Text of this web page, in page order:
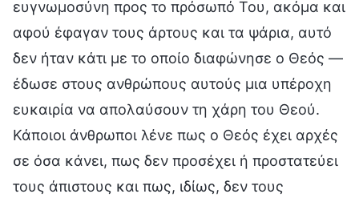
ευγνωμοσύνη προς το πρόσωπό Του, ακόμα και
αφού έφαγαν τους άρτους και τα ψάρια, αυτό
δεν ήταν κάτι με το οποίο διαφώνησε ο Θεός —
έδωσε στους ανθρώπους αυτούς μια υπέροχη
ευκαιρία να απολαύσουν τη χάρη του Θεού.
Κάποιοι άνθρωποι λένε πως ο Θεός έχει αρχές
σε όσα κάνει, πως δεν προσέχει ή προστατεύει
τους άπιστους και πως, ιδίως, δεν τους